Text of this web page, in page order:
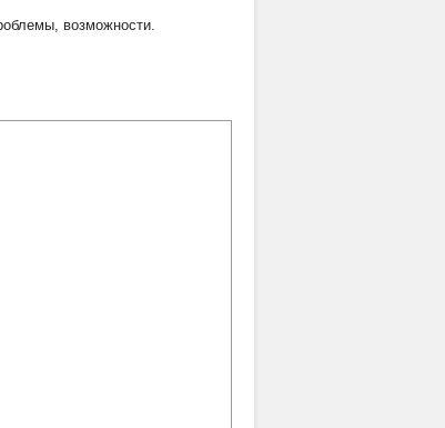
, возможности.